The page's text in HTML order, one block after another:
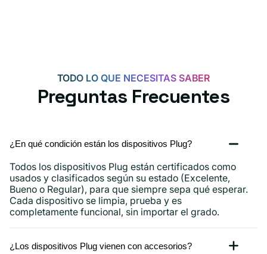
Android,
iPhone
15,
TODO LO QUE NECESITAS SABER
Preguntas Frecuentes
¿En qué condición están los dispositivos Plug?
Todos los dispositivos Plug están certificados como
usados ​​y clasificados según su estado (Excelente,
Bueno o Regular), para que siempre sepa qué esperar.
Cada dispositivo se limpia, prueba y es
completamente funcional, sin importar el grado.
¿Los dispositivos Plug vienen con accesorios?